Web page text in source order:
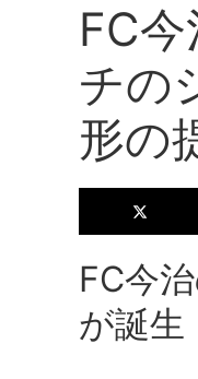
FC
チの
形の
FC今
が誕生